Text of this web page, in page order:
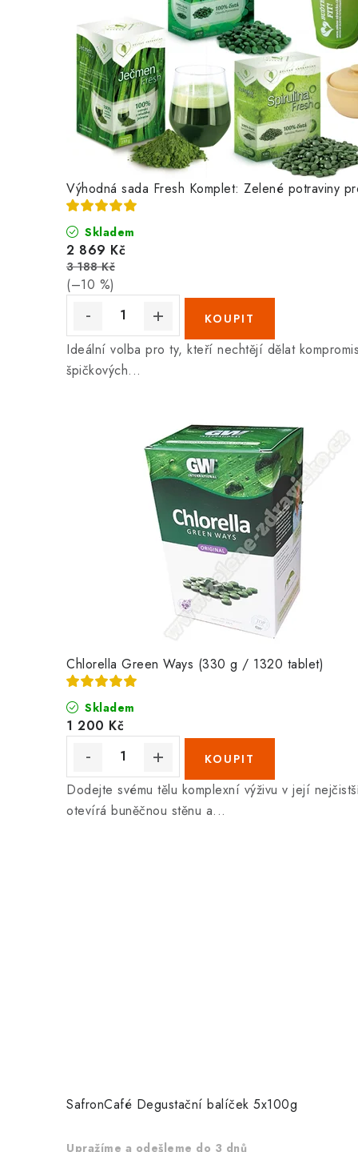
Výhodná sada Fresh Komplet: Zelené potraviny
Skladem
2 869 Kč
3 188 Kč
(–10 %)
Ideální volba pro ty, kteří nechtějí dělat
špičkových...
Chlorella Green Ways (330 g / 1320 tablet)
Skladem
1 200 Kč
Dodejte svému tělu komplexní výživu v její
otevírá buněčnou stěnu a...
SafronCafé Degustační balíček 5x100g
Upražíme a odešleme do 3 dnů